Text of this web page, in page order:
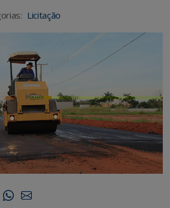
Licitação